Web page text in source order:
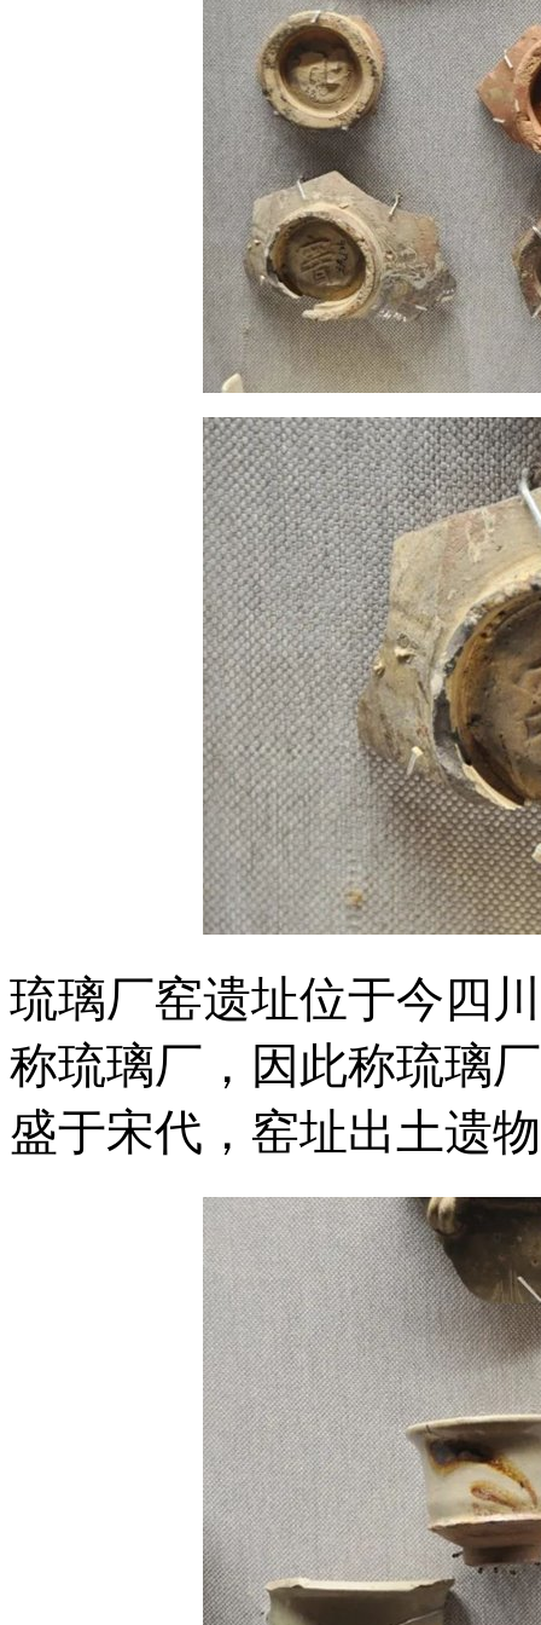
琉璃厂窑遗址位于今四
称琉璃厂，因此称琉璃
盛于宋代，窑址出土遗